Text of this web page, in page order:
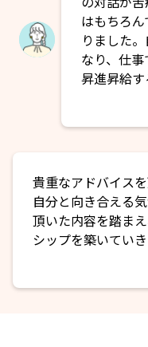
はもちろ
りました
なり、仕事
昇進昇給す
貴重なアドバイス
自分と向き合える
頂いた内容を踏ま
シップを築いてい